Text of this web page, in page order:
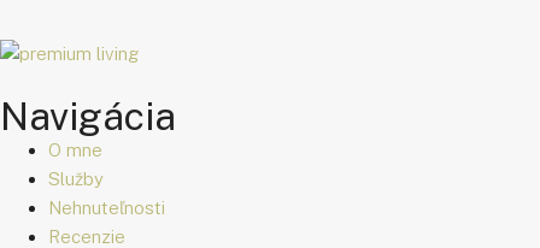
Navigácia
O mne
Služby
Nehnuteľnosti
Recenzie